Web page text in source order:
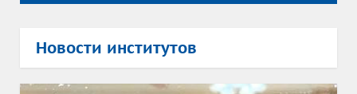
Новости институтов